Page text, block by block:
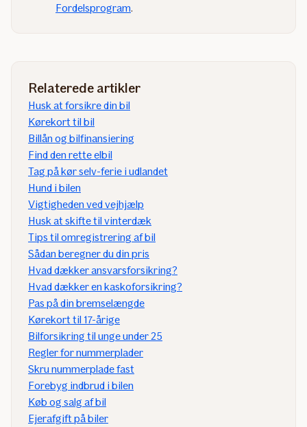
Fordelsprogram.
Relaterede artikler
Husk at forsikre din bil
Kørekort til bil
Billån og bilfinansiering
Find den rette elbil
​Tag på kør selv-ferie i udlandet
Hund i bilen
Vigtigheden ved vejhjælp
Husk at skifte til vinterdæk
Tips til omregistrering af bil
Sådan beregner du din pris
Hvad dækker ansvarsforsikring?
Hvad dækker en kaskoforsikring?​
Pas på din bremselængde
Kørekort til 17-årige
Bilforsikring til unge under 25
Regler for nummerplader
Skru nummerplade fast
Forebyg indbrud i bilen
Køb og salg af bil
Ejerafgift på biler